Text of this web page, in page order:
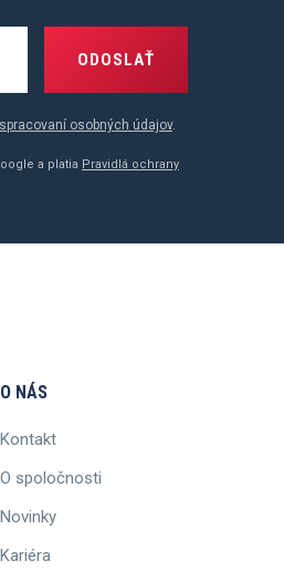
ODOSLAŤ
spracovaní osobných údajov.
a platia Pravidlá ochrany
O NÁS
Kontakt
O spoločnosti
Novinky
Kariéra